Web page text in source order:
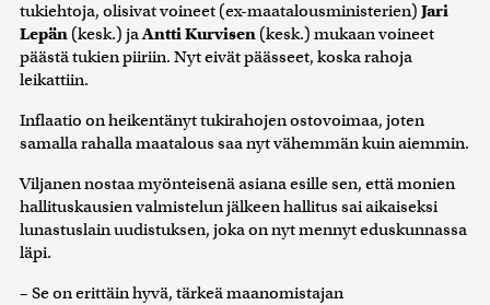
tukiehtoja, olisivat voineet (ex-maatalousministerien) Jari
Lepän (kesk.) jaAntti Kurvisen (kesk.) mukaan voineet
päästä tukien piiriin. Nyt eivät päässeet, koska rahoja
leikattiin.
Inflaatio on heikentänyt tukirahojen ostovoimaa, joten
samalla rahalla maatalous saa nyt vähemmän kuin aiemmin.
Viljanen nostaa myönteisenä asiana esille sen, että monien
hallituskausien valmistelun jälkeen hallitus sai aikaiseksi
lunastuslain uudistuksen, joka on nyt mennyt eduskunnassa
läpi.
– Se on erittäin hyvä, tärkeä maanomistajan